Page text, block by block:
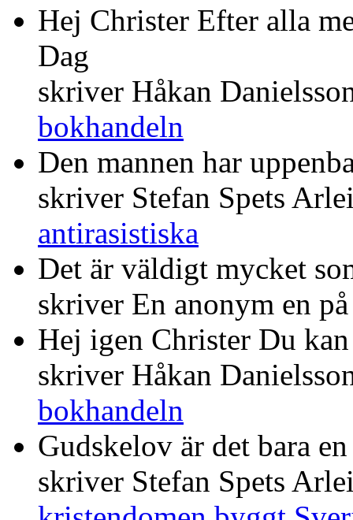
Hej Christer Efter alla
Dag
skriver Håkan
bokhandeln
Den mannen har
skriver Stefan Spets
antirasistiska
Det är väldigt mycket
skriver En anonym en
Hej igen Christer Du
skriver Håkan
bokhandeln
Gudskelov är det bara
skriver Stefan Spets